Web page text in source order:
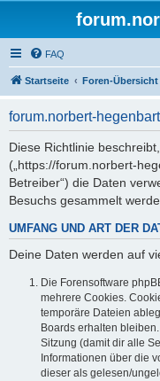
FAQ
Startseite Foren-Übersicht
forum.norbert-
Diese Richtlinie
(„https://forum.norbert-
Betreiber“) die Daten
Besuchs gesammelt
UMFANG UND ART DER
Deine Daten werden auf
Die Forensoftware
mehrere Cookies.
temporäre Dateien
Boards erhalten
Sitzung (damit dir alle
Informationen über die
dieser als gelesen/